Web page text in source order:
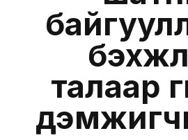
талаар